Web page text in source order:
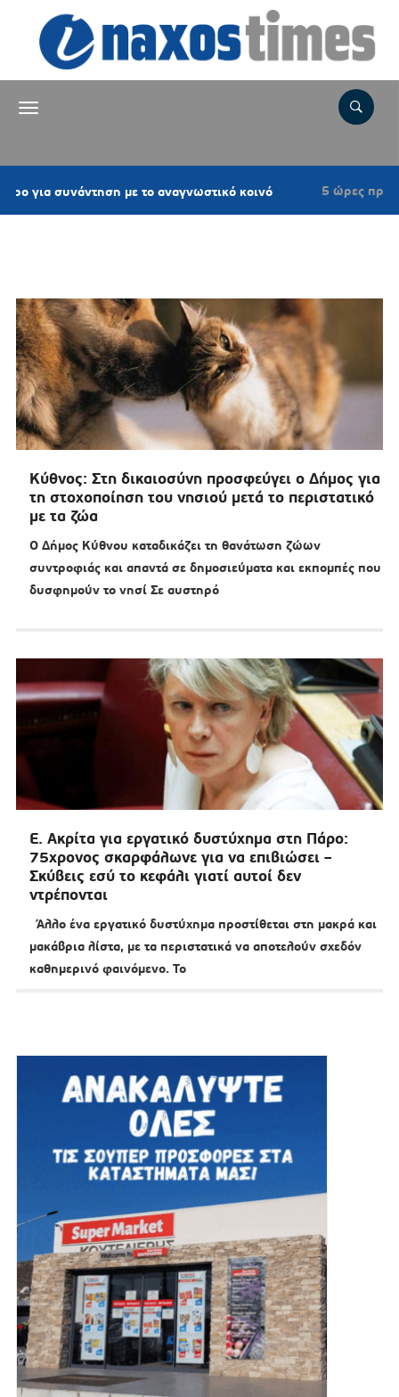
με το αναγνωστικό κοινό 5 ώρες πριν
Κύθνος: Στη δικαιοσύνη προσφεύγει ο Δήμος για
τη στοχοποίηση του νησιού μετά το περιστατικό
με τα ζώα
Ο Δήμος Κύθνου καταδικάζει τη θανάτωση ζώων
συντροφιάς και απαντά σε δημοσιεύματα και εκπομπές που
δυσφημούν το νησί Σε αυστηρό
Ε. Ακρίτα για εργατικό δυστύχημα στη Πάρο:
75χρονος σκαρφάλωνε για να επιβιώσει –
Σκύβεις εσύ το κεφάλι γιατί αυτοί δεν
ντρέπονται
Άλλο ένα εργατικό δυστύχημα προστίθεται στη μακρά και
μακάβρια λίστα, με τα περιστατικά να αποτελούν σχεδόν
καθημερινό φαινόμενο. Το